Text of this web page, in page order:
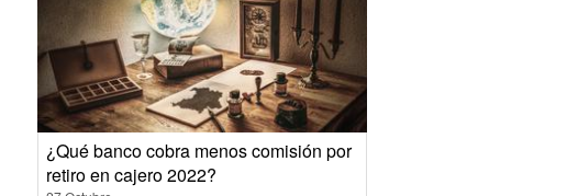
¿Qué banco cobra menos comisión por
retiro en cajero 2022?